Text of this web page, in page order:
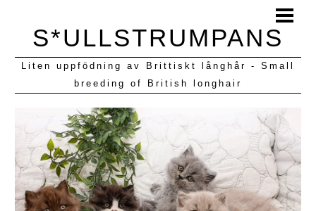
BLOGG
KULLAR VI HAFT
S*ULLSTRUMPANS
Liten uppfödning av Brittiskt långhår - Small
breeding of British longhair